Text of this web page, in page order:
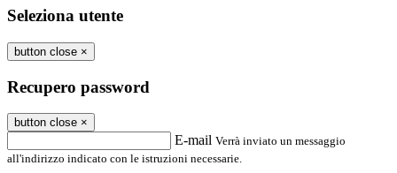
Seleziona utente
button close ×
Recupero password
button close ×
E-mail Verrà inviato un messaggio
all'indirizzo indicato con le istruzioni necessarie.